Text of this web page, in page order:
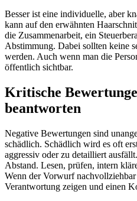
Besser ist eine individuelle, aber
kann auf den erwähnten
die Zusammenarbeit, ein
Abstimmung. Dabei sollten keine
werden. Auch wenn man die
öffentlich sichtbar.
Kritische
beantworten
Negative Bewertungen sind
schädlich. Schädlich wird es oft
aggressiv oder zu detailliert
Abstand. Lesen, prüfen, intern
Wenn der Vorwurf
Verantwortung zeigen und einen